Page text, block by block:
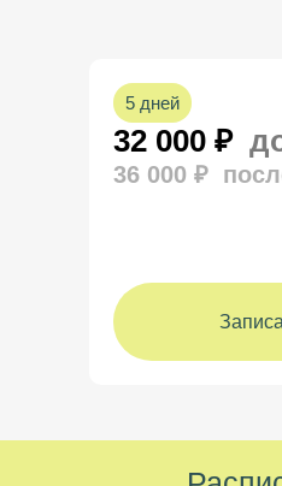
5 дней
32 000 ₽
36 000 ₽